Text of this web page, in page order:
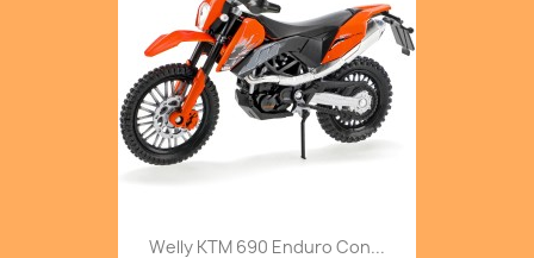
Welly KTM 690 Enduro Con...